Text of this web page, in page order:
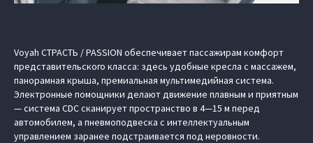
Voyah СТРАСТЬ / PASSION обеспечивает пассажирам комфорт
представительского класса: здесь удобные кресла с массажем,
панорамная крыша, премиальная мультимедийная система.
Электронные помощники делают движение плавным и приятным
— система CDC сканирует пространство в 4—15 м перед
автомобилем, а пневмоподвеска с интеллектуальным
управлением заранее подстраивается под неровности.